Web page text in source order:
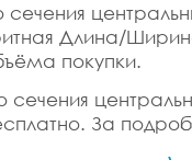
Длина/
покупки.
сечения
За